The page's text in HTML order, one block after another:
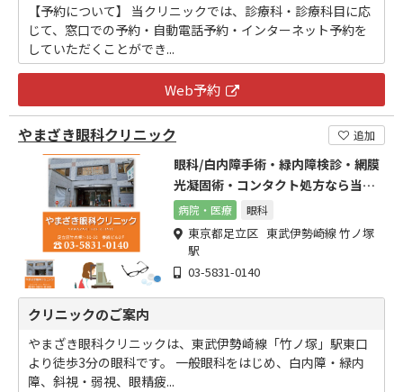
【予約について】 当クリニックでは、診療科・診療科目に応
じて、窓口での予約・自動電話予約・インターネット予約を
していただくことができ...
Web予約
やまざき眼科クリニック 追加
眼科/白内障手術・緑内障検診・網膜
光凝固術・コンタクト処方なら当院
へ病院・医療 眼科
東京都足立区 東武伊勢崎線 竹ノ塚
駅
03-5831-0140
クリニックのご案内
やまざき眼科クリニックは、東武伊勢崎線「竹ノ塚」駅東口
より徒歩3分の眼科です。 一般眼科をはじめ、白内障・緑内
障、斜視・弱視、眼精疲...